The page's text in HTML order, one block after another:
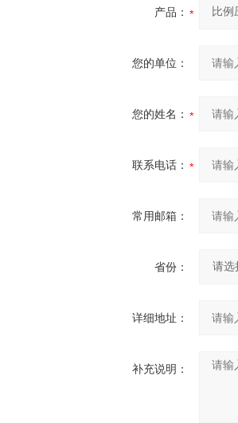
产品：
您的单位：
您的姓名：
联系电话：
常用邮箱：
省份：
详细地址：
补充说明：